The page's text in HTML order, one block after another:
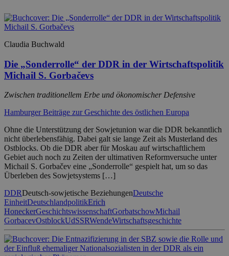
Claudia Buchwald
Die „Sonderrolle“ der DDR in der Wirtschaftspolitik
Michail S. Gorbačevs
Zwischen traditionellem Erbe und ökonomischer Defensive
Hamburger Beiträge zur Geschichte des östlichen Europa
Ohne die Unterstützung der Sowjetunion war die DDR bekanntlich
nicht überlebensfähig. Dabei galt sie lange Zeit als Musterland des
Ostblocks. Ob die DDR aber für Moskau auf wirtschaftlichem
Gebiet auch noch zu Zeiten der ultimativen Reformversuche unter
Michail S. Gorbačev eine „Sonderrolle“ gespielt hat, um so das
Überleben des Sowjetsystems […]
DDRDeutsch-sowjetische BeziehungenDeutsche
EinheitDeutschlandpolitikErich
HoneckerGeschichtswissenschaftGorbatschowMichail
GorbacevOstblockUdSSRWendeWirtschaftsgeschichte